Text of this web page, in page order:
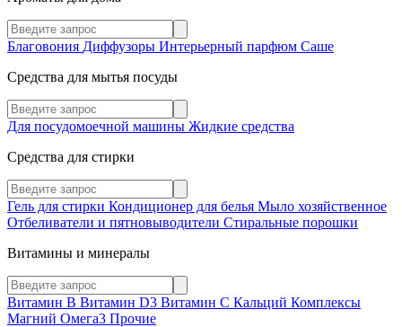
Благовония Диффузоры Интерьерный парфюм Саше
Средства для мытья посуды
Для посудомоечной машины Жидкие средства
Средства для стирки
Гель для стирки Кондиционер для белья Мыло хозяйственное
Отбеливатели и пятновыводители Стиральные порошки
Витамины и минералы
Витамин В Витамин D3 Витамин С Кальций Комплексы
Магний Омега3 Прочие